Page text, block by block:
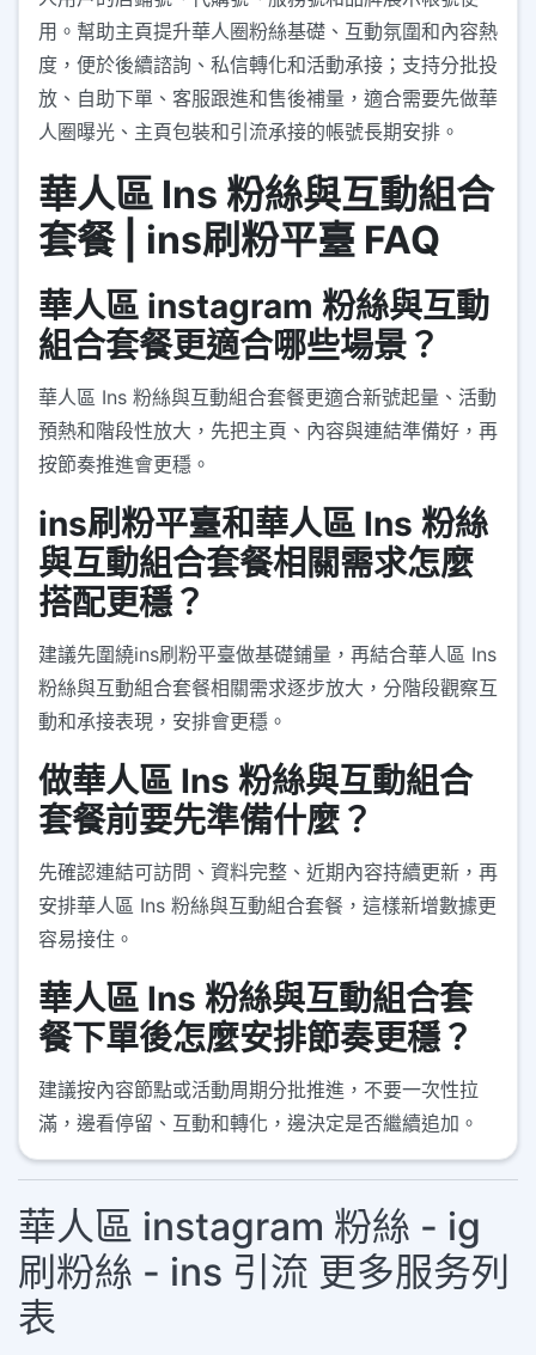
用。幫助主頁提升華人圈粉絲基礎、互動氛圍和內容熱
度，便於後續諮詢、私信轉化和活動承接；支持分批投
放、自助下單、客服跟進和售後補量，適合需要先做華
人圈曝光、主頁包裝和引流承接的帳號長期安排。
華人區 Ins 粉絲與互動組合
套餐 | ins刷粉平臺 FAQ
華人區 instagram 粉絲與互動
組合套餐更適合哪些場景？
華人區 Ins 粉絲與互動組合套餐更適合新號起量、活動
預熱和階段性放大，先把主頁、內容與連結準備好，再
按節奏推進會更穩。
ins刷粉平臺和華人區 Ins 粉絲
與互動組合套餐相關需求怎麼
搭配更穩？
建議先圍繞ins刷粉平臺做基礎鋪量，再結合華人區 Ins
粉絲與互動組合套餐相關需求逐步放大，分階段觀察互
動和承接表現，安排會更穩。
做華人區 Ins 粉絲與互動組合
套餐前要先準備什麼？
先確認連結可訪問、資料完整、近期內容持續更新，再
安排華人區 Ins 粉絲與互動組合套餐，這樣新增數據更
容易接住。
華人區 Ins 粉絲與互動組合套
餐下單後怎麼安排節奏更穩？
建議按內容節點或活動周期分批推進，不要一次性拉
滿，邊看停留、互動和轉化，邊決定是否繼續追加。
華人區 instagram 粉絲 - ig
刷粉絲 - ins 引流 更多服务列
表